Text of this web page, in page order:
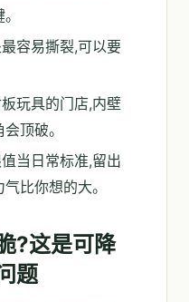
容易撕裂,可以要
玩具的门店,内壁
顶破。
当日常标准,留出
比你想的大。
?这是可降
题